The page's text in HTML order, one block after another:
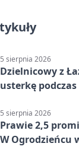
5 sierpnia 2026
Dzielnicowy z
usterkę
5 sierpnia 2026
Prawie 2,5
W Ogrodzieńcu